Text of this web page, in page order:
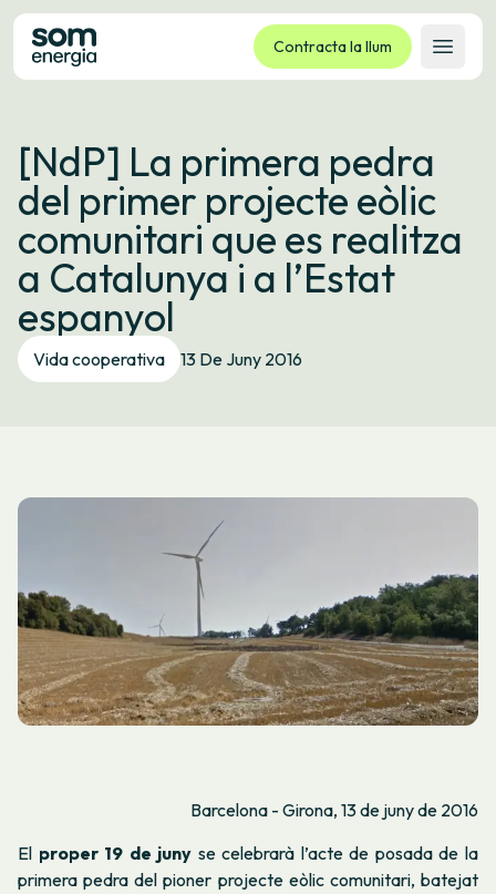
Contracta la llum
Obrir
Tarifes
Serveis
Empreses
La cooperativa
Contacte
Tràmits
Oficina virtual
[NdP] La primera pedra
del primer projecte eòlic
comunitari que es realitza
a Catalunya i a l’Estat
espanyol
Vida cooperativa 13 De Juny 2016
Barcelona - Girona, 13 de juny de 2016
El proper 19 de juny se celebrarà l’acte de posada de la
primera pedra del pioner projecte eòlic comunitari, batejat